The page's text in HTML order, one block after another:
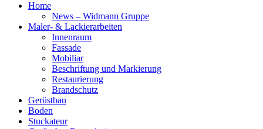
Home
News – Widmann Gruppe
Maler- & Lackierarbeiten
Innenraum
Fassade
Mobiliar
Beschriftung und Markierung
Restaurierung
Brandschutz
Gerüstbau
Boden
Stuckateur